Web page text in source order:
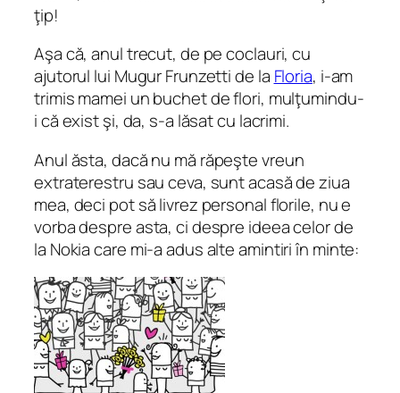
ţip!
Aşa că, anul trecut, de pe coclauri, cu
ajutorul lui Mugur Frunzetti de la Floria, i-am
trimis mamei un buchet de flori, mulţumindu-
i că exist şi, da, s-a lăsat cu lacrimi.
Anul ăsta, dacă nu mă răpeşte vreun
extraterestru sau ceva, sunt acasă de ziua
mea, deci pot să livrez personal florile, nu e
vorba despre asta, ci despre ideea celor de
la Nokia care mi-a adus alte amintiri în minte: